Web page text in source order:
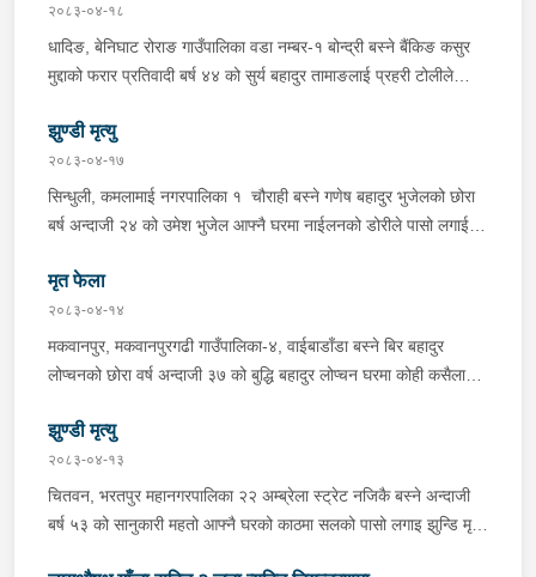
सिन्धुली कमलामाई नगरपालिका वडा नम्बर- १२ बस्ने बर्ष अन्दाजी-२९ को
चन्द्र बहादुर माझीले चलाएको म.प्र. व०४-००१ ज ००८६ नं. को
यात्रुबाहक E.V. हायसमा सवार जिल्ला सिराह मिर्चैया नगरपालिका-५ बस्ने
ल्याएको तरकारीको बोरा भित्र डब्बामा प्लास्टिकले पोका पारी लुकाई छिपाई
ल्याएको लागु औषध खैरो हिरोइन जस्तो देखिने गिलो पदार्थ ४५.१९० फेला
पारी नियन्त्रणमा लिई सोधपुछ गर्दा पछाडी मोटरसाइकलमा सवार चालक
अभिषेक कुमार साह र सवार राहुल कुमार मण्डलले उक्त सामान दिई पठाएको
भनि खुल्न आएको हुँदा मोटरसाइकल सहित निजहरुलाई नियन्त्रणमा लिई थप
अनुसन्धान कार्य भईरहेको ।
२०८३-०४-१८
धादिङ, बेनिघाट रोराङ गाउँपालिका वडा नम्बर-१ बोन्द्री बस्ने बैंकिङ कसुर
मुद्दाको फरार प्रतिवादी बर्ष ४४ को सुर्य बहादुर तामाङलाई प्रहरी टोलीले
झुण्डी मृत्यु
२०८३-०४-१७
सिन्धुली, कमलामाई नगरपालिका १ चौराही बस्ने गणेष बहादुर भुजेलको छोरा
बर्ष अन्दाजी २४ को उमेश भुजेल आफ्नै घरमा नाईलनको डोरीले पासो लगाई
घटनास्थलमा मुचुल्का सहित थप अनुसन्धान कार्य भइरहेको ।
मृत फेला
२०८३-०४-१४
मकवानपुर, मकवानपुरगढी गाउँपालिका-४, वाईबाडाँडा बस्ने बिर बहादुर
लोप्चनको छोरा वर्ष अन्दाजी ३७ को बुद्धि बहादुर लोप्चन घरमा कोही कसैलाई
मिति २०८३।०४।१४ गते सोहि स्थित कुसुमटार खोल्सामा घोप्टो परी मृत
अवस्थामा फेला परेको । यस घटना सम्बन्धमा थप अनुसन्धान कार्य भईरहेको
छ ।
झुण्डी मृत्यु
२०८३-०४-१३
चितवन, भरतपुर महानगरपालिका २२ अम्ब्रेला स्ट्रेट नजिकै बस्ने अन्दाजी
बर्ष ५३ को सानुकारी महतो आफ्नै घरको काठमा सलको पासो लगाइ झुन्डि मृत्यु